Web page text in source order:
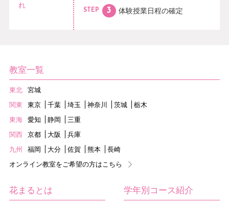
れ
STEP 体験授業日程の確定
教室一覧
東北
宮城
関東
東京 千葉 埼玉 神奈川 茨城
栃木
東海
愛知 静岡
三重
関西
京都 大阪
兵庫
九州
福岡 大分 佐賀 熊本
長崎
オンライン教室をご希望の方はこちら
花まるとは 学年別コース紹介